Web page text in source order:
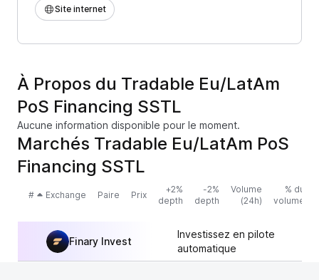
Site internet
À Propos du Tradable Eu/LatAm
PoS Financing SSTL
Aucune information disponible pour le moment.
Marchés Tradable Eu/LatAm PoS
Financing SSTL
# Exchange Paire Prix
+2%
depth
-2%
depth
Volume
(24h)
% du
volume
Finary Invest
Investissez en pilote
automatique